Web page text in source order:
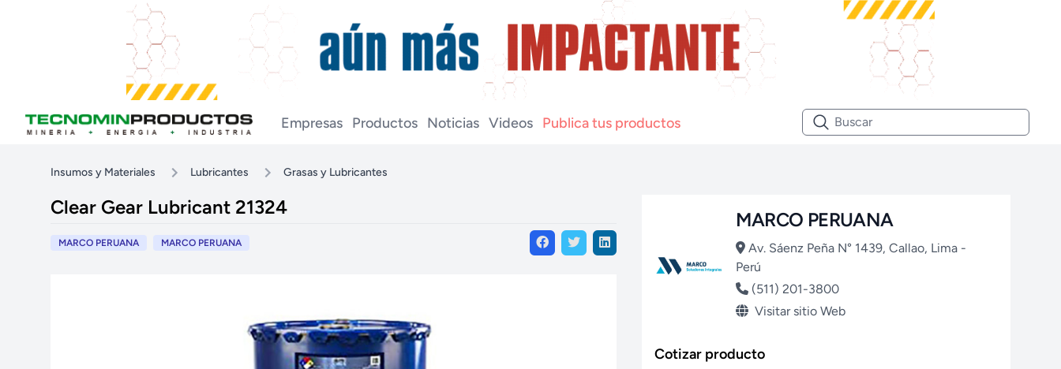
Empresas Productos Noticias Videos Publica tus productos
Insumos y Materiales Lubricantes Grasas y Lubricantes
Clear Gear Lubricant 21324
MARCO PERUANA MARCO PERUANA
MARCO PERUANA
Av. Sáenz Peña N° 1439, Callao, Lima -
Perú
(511) 201-3800
Visitar sitio Web
Cotizar producto